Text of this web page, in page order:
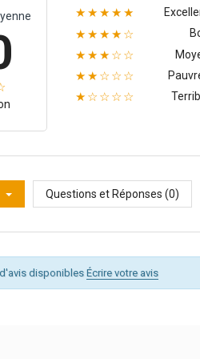
★★★★★
★★★★☆
★★★☆☆
★★☆☆☆
★☆☆☆☆
Questions et Réponses (0)
disponibles Écrire votre avis